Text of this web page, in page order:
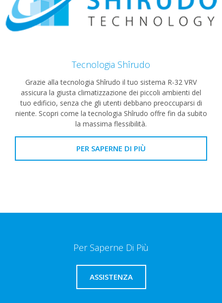
Tecnologia Shîrudo
Grazie alla tecnologia Shîrudo il tuo sistema R-32 VRV
assicura la giusta climatizzazione dei piccoli ambienti del
tuo edificio, senza che gli utenti debbano preoccuparsi di
niente.​ Scopri come la tecnologia Shîrudo offre fin da subito
la massima flessibilità.
PER SAPERNE DI PIÙ
Per Saperne Di Più
ASSISTENZA